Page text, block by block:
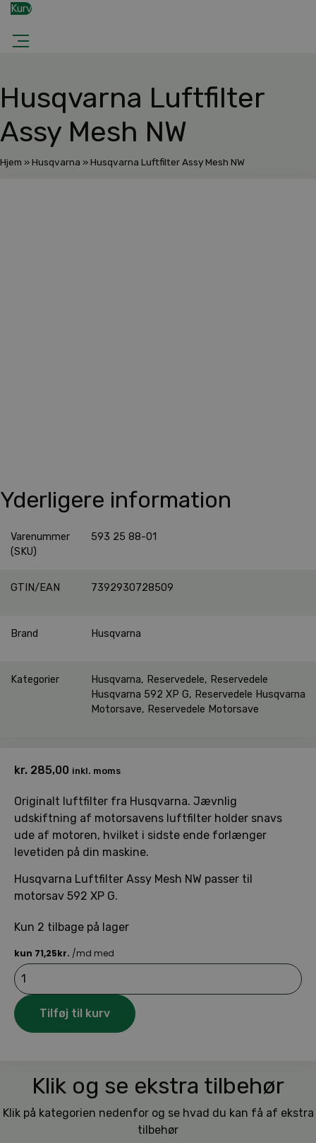
Kurv
Husqvarna Luftfilter
Assy Mesh NW
Hjem »Husqvarna »Husqvarna Luftfilter Assy Mesh NW
Yderligere information
Varenummer
(SKU)
593 25 88-01
GTIN/EAN 7392930728509
Brand Husqvarna
Kategorier Husqvarna, Reservedele, Reservedele
Husqvarna 592 XP G, Reservedele Husqvarna
Motorsave, Reservedele Motorsave
kr. 285,00 inkl. moms
Originalt luftfilter fra Husqvarna. Jævnlig
udskiftning af motorsavens luftfilter holder snavs
ude af motoren, hvilket i sidste ende forlænger
levetiden på din maskine.
Husqvarna Luftfilter Assy Mesh NW passer til
motorsav 592 XP G.
Kun 2 tilbage på lager
Husqvarna
Luftfilter
Assy
Mesh
NW
antal
Tilføj til kurv
Klik og se ekstra tilbehør
Klik på kategorien nedenfor og se hvad du kan få af ekstra
tilbehør